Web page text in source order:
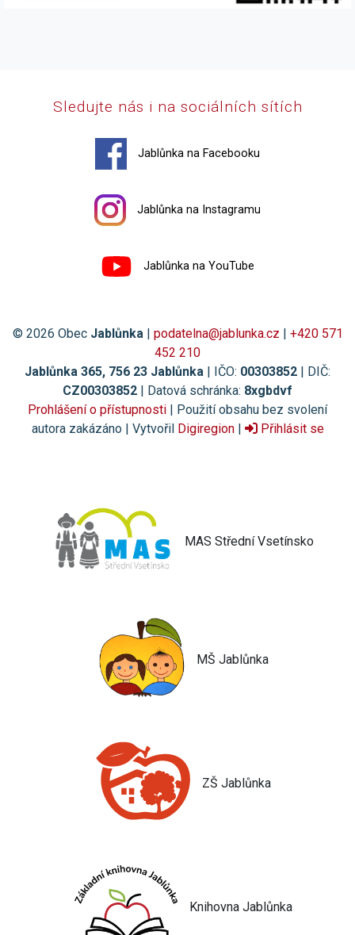
Sledujte nás i na sociálních sítích
Jablůnka na Facebooku
Jablůnka na Instagramu
Jablůnka na YouTube
© 2026 Obec Jablůnka | podatelna@jablunka.cz | +420 571
452 210
Jablůnka 365, 756 23 Jablůnka | IČO: 00303852 | DIČ:
CZ00303852 | Datová schránka: 8xgbdvf
Prohlášení o přístupnosti | Použití obsahu bez svolení
autora zakázáno | Vytvořil Digiregion| Přihlásit se
MAS Střední Vsetínsko
MŠ Jablůnka
ZŠ Jablůnka
Knihovna Jablůnka